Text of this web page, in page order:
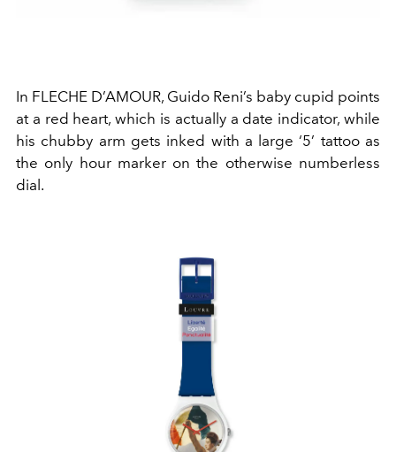
In FLECHE D’AMOUR, Guido Reni’s baby cupid points
at a red heart, which is actually a date indicator, while
his chubby arm gets inked with a large ‘5’ tattoo as
the only hour marker on the otherwise numberless
dial.